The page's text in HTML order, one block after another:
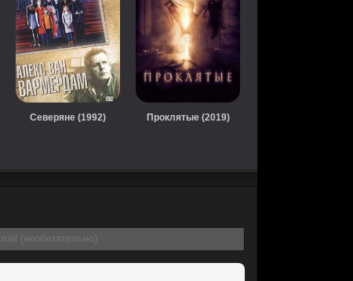
Северяне (1992) Проклятые (2019)